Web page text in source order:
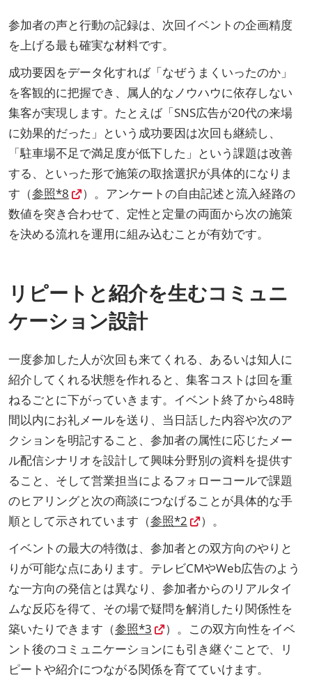
参加者の声と行動の記録は、次回イベントの企画精度
を上げる最も確実な材料です。
成功要因をデータ化すれば「なぜうまくいったのか」
を客観的に把握でき、属人的なノウハウに依存しない
集客が実現します。たとえば「SNS広告が20代の来場
に効果的だった」という成功要因は次回も継続し、
「駐車場不足で満足度が低下した」という課題は改善
する、といった形で施策の取捨選択が具体的になりま
す（参照*8
）。アンケートの自由記述と流入経路の
数値を突き合わせて、定性と定量の両面から次の施策
を決める流れを運用に組み込むことが有効です。
リピートと紹介を生むコミュニ
ケーション設計
一度参加した人が次回も来てくれる、あるいは知人に
紹介してくれる状態を作れると、集客コストは回を重
ねるごとに下がっていきます。イベント終了から48時
間以内にお礼メールを送り、当日話した内容や次のア
クションを明記すること、参加者の属性に応じたメー
ル配信シナリオを設計して興味分野別の資料を提供す
ること、そして営業担当によるフォローコールで課題
のヒアリングと次の商談につなげることが具体的な手
順として示されています（参照*2
）。
イベントの最大の特徴は、参加者との双方向のやりと
りが可能な点にあります。テレビCMやWeb広告のよう
な一方向の発信とは異なり、参加者からのリアルタイ
ムな反応を得て、その場で疑問を解消したり関係性を
築いたりできます（参照*3
）。この双方向性をイベ
ント後のコミュニケーションにも引き継ぐことで、リ
ピートや紹介につながる関係を育てていけます。